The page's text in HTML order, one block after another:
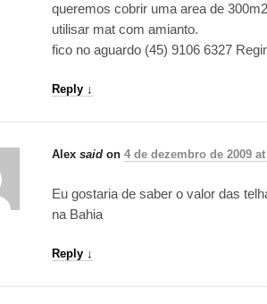
queremos cobrir uma area de
utilisar mat com amianto.
fico no aguardo (45) 9106 6327
Reply ↓
Alex said on4 de dezembro de 2009 at
Eu gostaria de saber o valor das
na Bahia
Reply ↓